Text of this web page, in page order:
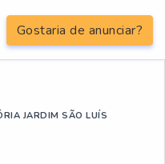
Gostaria de anunciar?
JARDIM SÃO LUÍS